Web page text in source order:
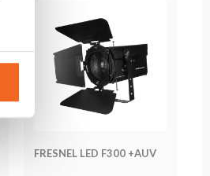
FRESNEL LED F300 +AUV